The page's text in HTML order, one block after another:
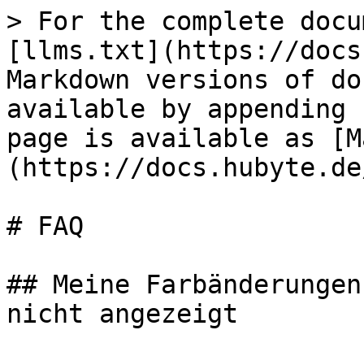
> For the complete
[llms.txt](https://
Markdown versions of
available by
page is available as
(https://
# FAQ
## Meine
nicht angezeigt